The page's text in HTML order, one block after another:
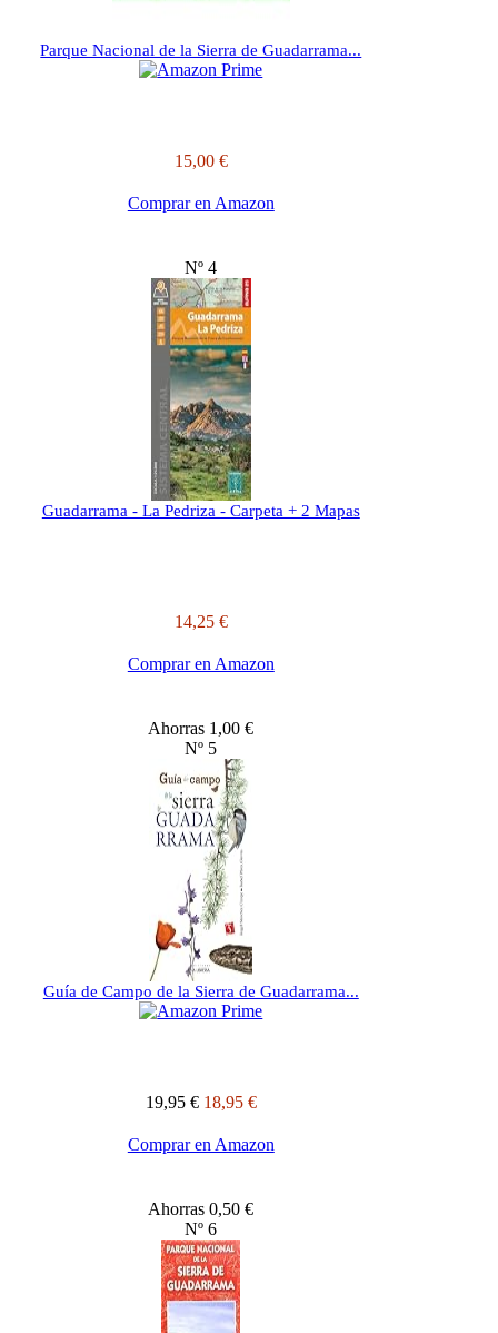
Parque Nacional de la Sierra de Guadarrama...
15,00 €
Comprar en Amazon
Nº 4
Guadarrama - La Pedriza - Carpeta + 2 Mapas
14,25 €
Comprar en Amazon
Ahorras 1,00 €
Nº 5
Guía de Campo de la Sierra de Guadarrama...
19,95 € 18,95 €
Comprar en Amazon
Ahorras 0,50 €
Nº 6